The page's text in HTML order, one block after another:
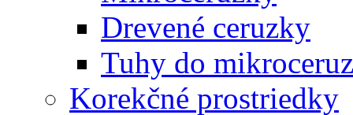
Drevené ceruzky
Tuhy do
Korekčné prostriedky